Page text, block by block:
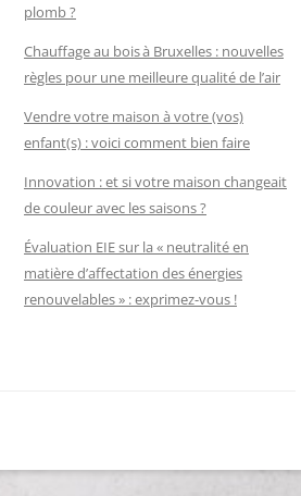
plomb ?
Chauffage au bois à Bruxelles : nouvelles
règles pour une meilleure qualité de l’air
Vendre votre maison à votre (vos)
enfant(s) : voici comment bien faire
Innovation : et si votre maison changeait
de couleur avec les saisons ?
Évaluation EIE sur la « neutralité en
matière d’affectation des énergies
renouvelables » : exprimez-vous !